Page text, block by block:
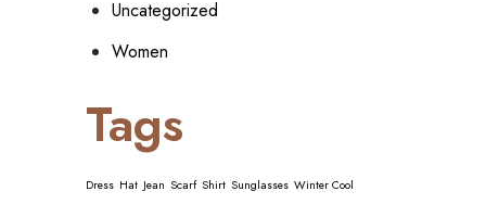
Uncategorized
Women
Tags
Dress Hat Jean Scarf Shirt Sunglasses Winter Cool